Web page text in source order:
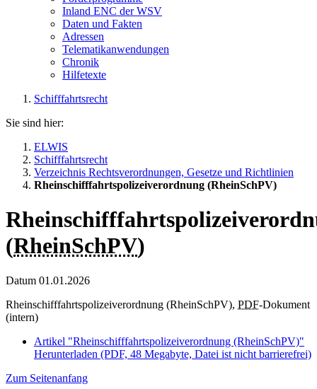
Inland ENC der WSV
Daten und Fakten
Adressen
Telematikanwendungen
Chronik
Hilfetexte
Schifffahrtsrecht
Sie sind hier:
ELWIS
Schifffahrtsrecht
Verzeichnis Rechtsverordnungen, Gesetze und Richtlinien
Rheinschifffahrtspolizeiverordnung (RheinSchPV)
(RheinSchPV)
Datum 01.01.2026
Rheinschifffahrtspolizeiverordnung (RheinSchPV), PDF-Dokument
(intern)
Artikel "Rheinschifffahrtspolizeiverordnung (RheinSchPV)"
Herunterladen (PDF, 48 Megabyte, Datei ist nicht barrierefrei)
Zum Seitenanfang